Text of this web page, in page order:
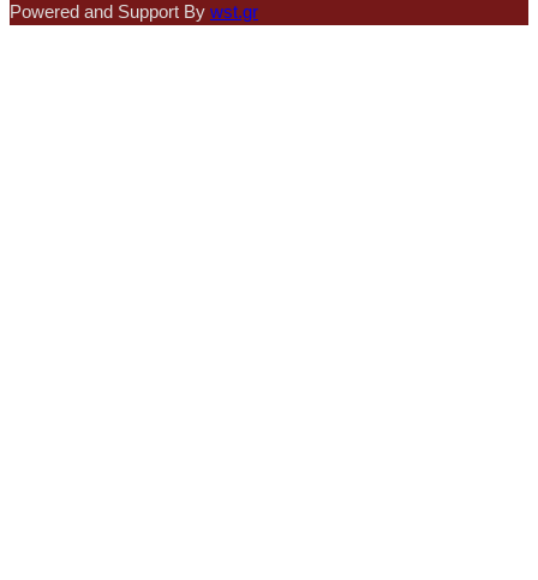
Powered and Support By wst.gr